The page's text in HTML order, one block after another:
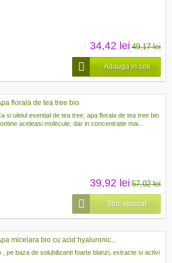
34,42 lei 49,17 lei
Adauga in cos
florala de tea tree bio
si uleiul esential de tea tree, apa florala de tea tree bio
aceleasi molecule, dar in concentratie mai...
39,92 lei 57,02 lei
Stoc epuizat
micelara bio cu acid hyaluronic...
, pe baza de solubilizanti foarte blanzi, extracte si activi